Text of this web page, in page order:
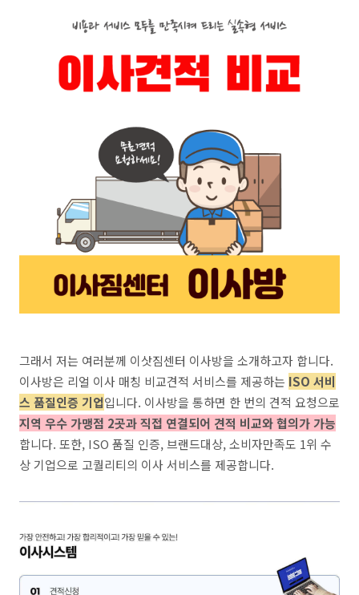
그래서 저는 여러분께 이삿짐센터 이사방을 소개하고자 합니다.
이사방은 리얼 이사 매칭 비교견적 서비스를 제공하는 ISO 서비
스 품질인증 기업입니다. 이사방을 통하면 한 번의 견적 요청으로
지역 우수 가맹점 2곳과 직접 연결되어 견적 비교와 협의가 가능
합니다. 또한, ISO 품질 인증, 브랜드대상, 소비자만족도 1위 수
상 기업으로 고퀄리티의 이사 서비스를 제공합니다.